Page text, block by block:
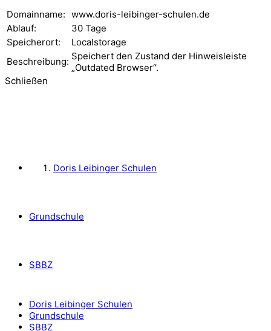
Domainname: www.doris-leibinger-schulen.de
Ablauf:
30 Tage
Speicherort:
Localstorage
Beschreibung: Speichert den Zustand der Hinweisleiste
„Outdated Browser“.
Schließen
Doris Leibinger Schulen
Grundschule
SBBZ
Doris Leibinger Schulen
Grundschule
SBBZ